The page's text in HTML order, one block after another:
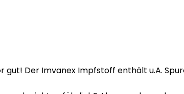
Der Imvanex Impfstoff enthält u.A.